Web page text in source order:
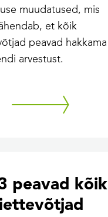
muudatused, mis
et kõik
peavad hakkama
arvestust.
peavad kõik